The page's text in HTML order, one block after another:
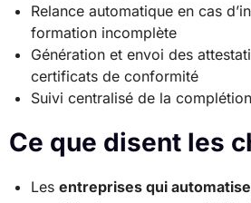
Relance automatique en cas
formation incomplète
Génération et envoi des
certificats de conformité
Suivi centralisé de la
Ce que disent les
Les entreprises qui